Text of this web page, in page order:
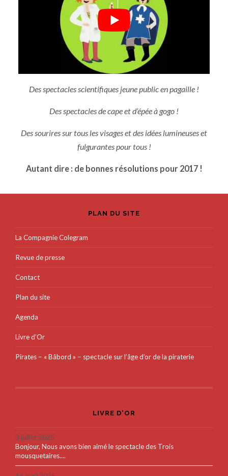
Des spectacles scientifiques jeune public en pagaille !
Des spectacles de cape et d’épée à gogo !
Des sourires sur tous les visages et des idées lumineuses et
fulgurantes pour tous !
Autant dire : de bonnes résolutions pour 2017 !
PLAN DU SITE
La Compagnie Colegram
Revue de presse
Contact
Plan du site
Agenda
Livre d’Or
Pirates – « Bâbord » – spectacle sur l’âge d’or de la piraterie
LIVRE D'OR
3 juillet 2025
Bonjour, Nous avons bien aimé le spectacle des Trois
mousquetaires....